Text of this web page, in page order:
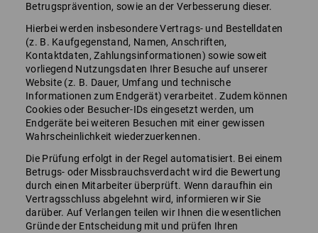
Betrugsprävention, sowie an der Verbesserung dieser.
Hierbei werden insbesondere Vertrags- und Bestelldaten
(z. B. Kaufgegenstand, Namen, Anschriften,
Kontaktdaten, Zahlungsinformationen) sowie soweit
vorliegend Nutzungsdaten Ihrer Besuche auf unserer
Website (z. B. Dauer, Umfang und technische
Informationen zum Endgerät) verarbeitet. Zudem können
Cookies oder Besucher-IDs eingesetzt werden, um
Endgeräte bei weiteren Besuchen mit einer gewissen
Wahrscheinlichkeit wiederzuerkennen.
Die Prüfung erfolgt in der Regel automatisiert. Bei einem
Betrugs- oder Missbrauchsverdacht wird die Bewertung
durch einen Mitarbeiter überprüft. Wenn daraufhin ein
Vertragsschluss abgelehnt wird, informieren wir Sie
darüber. Auf Verlangen teilen wir Ihnen die wesentlichen
Gründe der Entscheidung mit und prüfen Ihren